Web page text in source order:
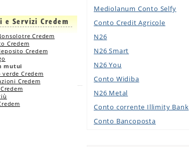
e Servizi Credem
Credem
Credem
Credem
mutui
verde Credem
Credem
Mediolanum Conto Selfy
Conto Credit Agricole
N26
N26 Smart
N26 You
Conto Widiba
N26 Metal
Conto corrente Illimity Bank
Conto Bancoposta